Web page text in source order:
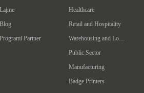
Lajme
Blog
Programi Partner
Healthcare
Retail and Hospitality
Public Sector
Manufacturing
Badge Printers